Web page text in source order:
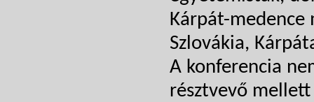
Kárpát-medence
Szlovákia,
A konferencia
résztvevő